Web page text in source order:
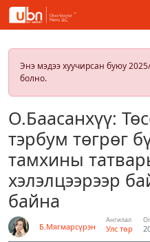
Энэ мэдээ хуучирсан буюу
болно.
О.Баасанхүү:
тэрбум төгрөг
тамхины
хэлэлцээрээр
байна
Б.Мягмарсүрэн
Ангилал
Улс төр